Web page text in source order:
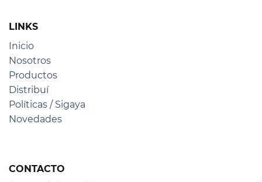
LINKS
Inicio
Nosotros
Productos
Distribuí
Políticas / Sigaya
Novedades
CONTACTO